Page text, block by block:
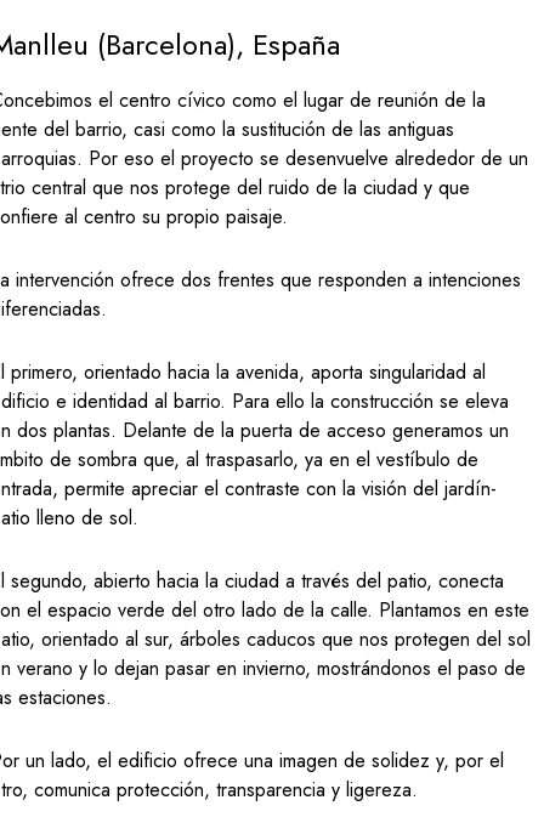
(Barcelona), España
el centro cívico como el lugar de reunión de la
del barrio, casi como la sustitución de las antiguas
Por eso el proyecto se desenvuelve alrededor de un
central que nos protege del ruido de la ciudad y que
al centro su propio paisaje.
intervención ofrece dos frentes que responden a intenciones
primero, orientado hacia la avenida, aporta singularidad al
e identidad al barrio. Para ello la construcción se eleva
dos plantas. Delante de la puerta de acceso generamos un
de sombra que, al traspasarlo, ya en el vestíbulo de
permite apreciar el contraste con la visión del jardín-
lleno de sol.
segundo, abierto hacia la ciudad a través del patio, conecta
el espacio verde del otro lado de la calle. Plantamos en este
orientado al sur, árboles caducos que nos protegen del sol
verano y lo dejan pasar en invierno, mostrándonos el paso de
estaciones.
un lado, el edificio ofrece una imagen de solidez y, por el
comunica protección, transparencia y ligereza.